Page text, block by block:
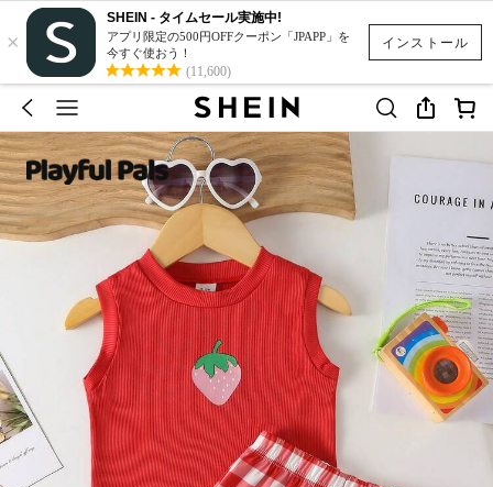
インストール
×
SHEIN - タイムセール実施中!
アプリ限定の500円OFFクーポン「JPAPP」を
今すぐ使おう！
(11,600)